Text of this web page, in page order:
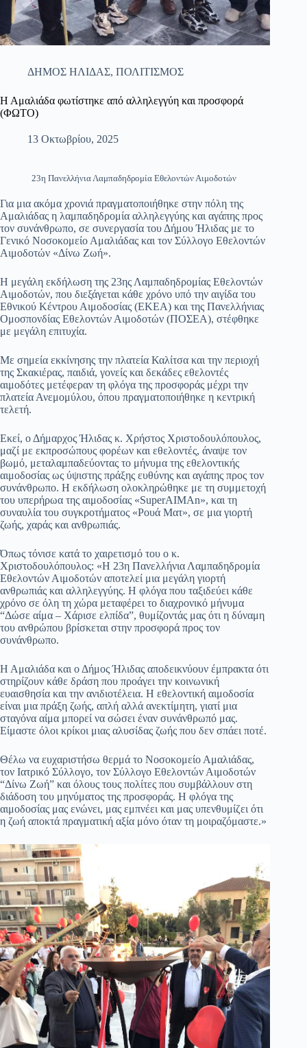
ΔΗΜΟΣ ΗΛΙΔΑΣ, ΠΟΛΙΤΙΣΜΟΣ
Η Αμαλιάδα φωτίστηκε από αλληλεγγύη και προσφορά
(ΦΩΤΟ)
13 Οκτωβρίου, 2025
23η Πανελλήνια Λαμπαδηδρομία Εθελοντών Αιμοδοτών
Για μια ακόμα χρονιά πραγματοποιήθηκε στην πόλη της
Αμαλιάδας η λαμπαδηδρομία αλληλεγγύης και αγάπης προς
τον συνάνθρωπο, σε συνεργασία του Δήμου Ήλιδας με το
Γενικό Νοσοκομείο Αμαλιάδας και τον Σύλλογο Εθελοντών
Αιμοδοτών «Δίνω Ζωή».
Η μεγάλη εκδήλωση της 23ης Λαμπαδηδρομίας Εθελοντών
Αιμοδοτών, που διεξάγεται κάθε χρόνο υπό την αιγίδα του
Εθνικού Κέντρου Αιμοδοσίας (ΕΚΕΑ) και της Πανελλήνιας
Ομοσπονδίας Εθελοντών Αιμοδοτών (ΠΟΣΕΑ), στέφθηκε
με μεγάλη επιτυχία.
Με σημεία εκκίνησης την πλατεία Καλίτσα και την περιοχή
της Σκακιέρας, παιδιά, γονείς και δεκάδες εθελοντές
αιμοδότες μετέφεραν τη φλόγα της προσφοράς μέχρι την
πλατεία Ανεμομύλου, όπου πραγματοποιήθηκε η κεντρική
τελετή.
Εκεί, ο Δήμαρχος Ήλιδας κ. Χρήστος Χριστοδουλόπουλος,
μαζί με εκπροσώπους φορέων και εθελοντές, άναψε τον
βωμό, μεταλαμπαδεύοντας το μήνυμα της εθελοντικής
αιμοδοσίας ως ύψιστης πράξης ευθύνης και αγάπης προς τον
συνάνθρωπο. Η εκδήλωση ολοκληρώθηκε με τη συμμετοχή
του υπερήρωα της αιμοδοσίας «SuperAIMAn», και τη
συναυλία του συγκροτήματος «Ρουά Ματ», σε μια γιορτή
ζωής, χαράς και ανθρωπιάς.
Όπως τόνισε κατά το χαιρετισμό του ο κ.
Χριστοδουλόπουλος: «Η 23η Πανελλήνια Λαμπαδηδρομία
Εθελοντών Αιμοδοτών αποτελεί μια μεγάλη γιορτή
ανθρωπιάς και αλληλεγγύης. Η φλόγα που ταξιδεύει κάθε
χρόνο σε όλη τη χώρα μεταφέρει το διαχρονικό μήνυμα
“Δώσε αίμα – Χάρισε ελπίδα”, θυμίζοντάς μας ότι η δύναμη
του ανθρώπου βρίσκεται στην προσφορά προς τον
συνάνθρωπο.
Η Αμαλιάδα και ο Δήμος Ήλιδας αποδεικνύουν έμπρακτα ότι
στηρίζουν κάθε δράση που προάγει την κοινωνική
ευαισθησία και την ανιδιοτέλεια. Η εθελοντική αιμοδοσία
είναι μια πράξη ζωής, απλή αλλά ανεκτίμητη, γιατί μια
σταγόνα αίμα μπορεί να σώσει έναν συνάνθρωπό μας.
Είμαστε όλοι κρίκοι μιας αλυσίδας ζωής που δεν σπάει ποτέ.
Θέλω να ευχαριστήσω θερμά το Νοσοκομείο Αμαλιάδας,
τον Ιατρικό Σύλλογο, τον Σύλλογο Εθελοντών Αιμοδοτών
“Δίνω Ζωή” και όλους τους πολίτες που συμβάλλουν στη
διάδοση του μηνύματος της προσφοράς. Η φλόγα της
αιμοδοσίας μας ενώνει, μας εμπνέει και μας υπενθυμίζει ότι
η ζωή αποκτά πραγματική αξία μόνο όταν τη μοιραζόμαστε.»